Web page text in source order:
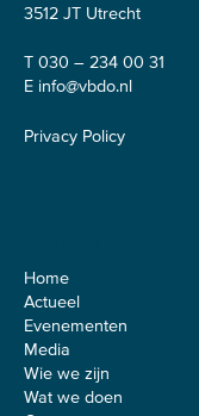
3512 JT Utrecht
T 030 – 234 00 31
E info@vbdo.nl
Privacy Policy
Home
Actueel
Evenementen
Media
Wie we zijn
Wat we doen